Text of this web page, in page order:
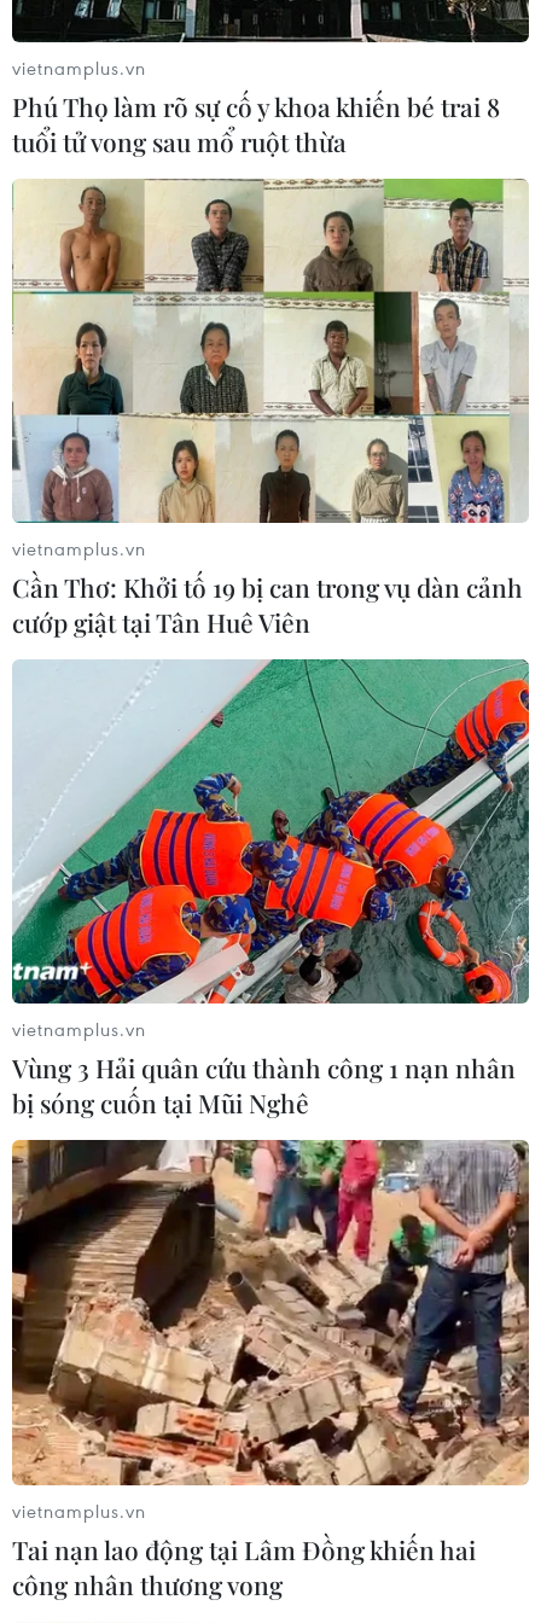
#COVID-19 #Thể thao Việt Nam
#Bóng đá
#Tổng cục Thể dục thể thao
Theo dõi VietnamPlus
TIN LIÊN QUAN
6.000 học sinh, sinh viên sẽ tham gia giải
chạy bộ S-Race 2020
06/11/2020 01:06
Giải chạy S-Race là sân chơi thể thao quy mô lớn đầu
tiên tại Việt Nam với sự tham dự của 6.000 học sinh,
sinh viên tại thành phố Hà Nội và Hồ Chí Minh vào cuối
năm nay.
vietnamplus.vn
Phú Thọ làm rõ sự cố y khoa khiến bé trai 8
tuổi tử vong sau mổ ruột thừa
vietnamplus.vn
Cần Thơ: Khởi tố 19 bị can trong vụ dàn cảnh
cướp giật tại Tân Huê Viên
vietnamplus.vn
Vùng 3 Hải quân cứu thành công 1 nạn nhân
bị sóng cuốn tại Mũi Nghê
vietnamplus.vn
Tai nạn lao động tại Lâm Đồng khiến hai
công nhân thương vong